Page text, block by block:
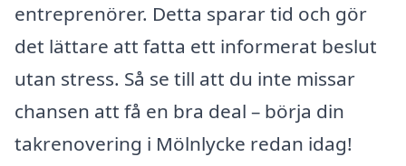
entreprenörer. Detta sparar tid och gör
det lättare att fatta ett informerat beslut
utan stress. Så se till att du inte missar
chansen att få en bra deal – börja din
takrenovering i Mölnlycke redan idag!